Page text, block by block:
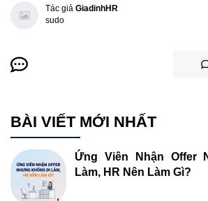
Tác giả GiadinhHR
sudo
BÀI VIẾT MỚI NHẤT
Ứng Viên Nhận Offer
Làm, HR Nên Làm Gì?